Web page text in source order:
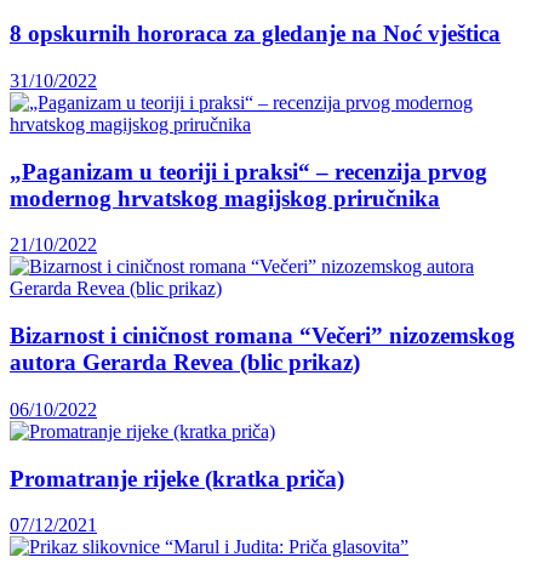
8 opskurnih hororaca za gledanje na Noć vještica
31/10/2022
„Paganizam u teoriji i praksi“ – recenzija prvog
modernog hrvatskog magijskog priručnika
21/10/2022
Bizarnost i ciničnost romana “Večeri” nizozemskog
autora Gerarda Revea (blic prikaz)
06/10/2022
Promatranje rijeke (kratka priča)
07/12/2021